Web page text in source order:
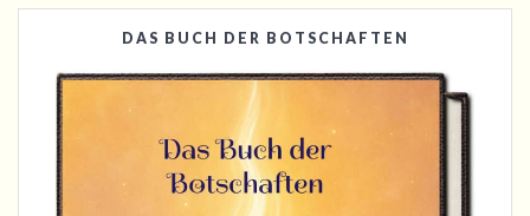
DAS BUCH DER BOTSCHAFTEN